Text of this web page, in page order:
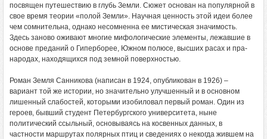
посвящен путешествию в глубь Земли. Сюжет основан на популярной в
свое время теории «полой Земли». Научная ценность этой идеи более
чем сомнительна, однако несомненна ее мистическая значимость.
Здесь заново оживают многие мифологические элементы, лежавшие в
основе преданий о Гиперборее, Южном полюсе, высших расах и пра-
народах, находящихся под земной поверхностью.
Роман Земля Санникова (написан в 1924, опубликован в 1926) –
вариант той же истории, но значительно улучшенный и в основном
лишенный слабостей, которыми изобиловал первый роман. Один из
героев, бывший студент Петербургского университета, ныне
политический ссыльный, основываясь на косвенных данных, в
частности маршрутах полярных птиц и сведениях о некогда жившем на